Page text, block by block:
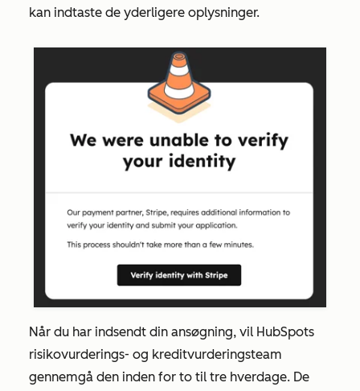
kan indtaste de yderligere oplysninger.
Når du har indsendt din ansøgning, vil HubSpots
risikovurderings- og kreditvurderingsteam
gennemgå den inden for to til tre hverdage. De